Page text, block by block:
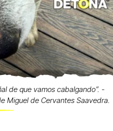
de que vamos cabalgando”. -
Miguel de Cervantes Saavedra.